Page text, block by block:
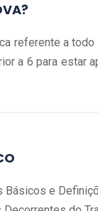
referente a
a 6 para estar
Básicos e